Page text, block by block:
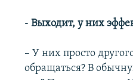
- Выходит, у них
– У них просто
обращаться? В